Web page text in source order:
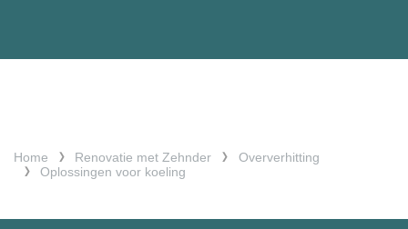
Home Renovatie met Zehnder
Oververhitting
Oplossingen voor koeling